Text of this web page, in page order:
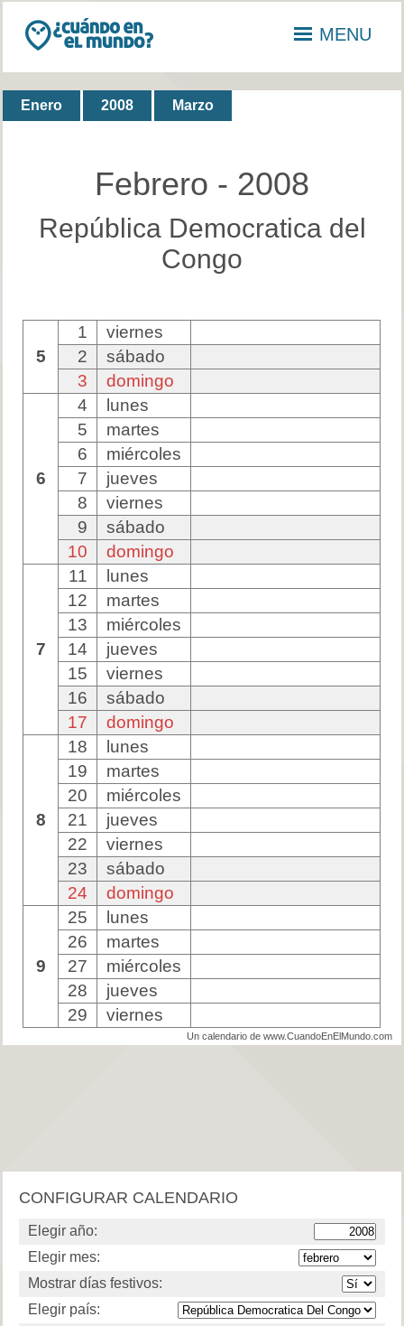
MENU
Enero 2008 Marzo
Febrero - 2008
República Democratica del
Congo
5
1
viernes
2
sábado
3
domingo
6
4
lunes
5
martes
6
miércoles
7
jueves
8
viernes
9
sábado
10
domingo
7
11
lunes
12
martes
13
miércoles
14
jueves
15
viernes
16
sábado
17
domingo
8
18
lunes
19
martes
20
miércoles
21
jueves
22
viernes
23
sábado
24
domingo
9
25
lunes
26
martes
27
miércoles
28
jueves
29
viernes
Un calendario de www.CuandoEnElMundo.com
CONFIGURAR CALENDARIO
Elegir año:
Elegir mes:
Mostrar días festivos:
Elegir país: